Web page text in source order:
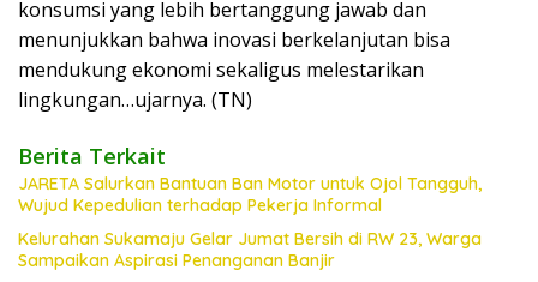
konsumsi yang lebih bertanggung jawab dan
menunjukkan bahwa inovasi berkelanjutan bisa
mendukung ekonomi sekaligus melestarikan
lingkungan…ujarnya. (TN)
Berita Terkait
JARETA Salurkan Bantuan Ban Motor untuk Ojol Tangguh,
Wujud Kepedulian terhadap Pekerja Informal
Kelurahan Sukamaju Gelar Jumat Bersih di RW 23, Warga
Sampaikan Aspirasi Penanganan Banjir